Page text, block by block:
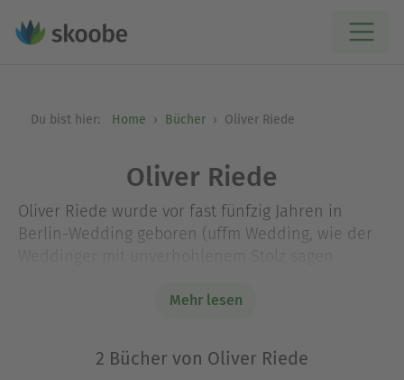
Du bist hier: Home Bücher Oliver Riede
Oliver Riede
Oliver Riede wurde vor fast fünfzig Jahren in
Berlin-Wedding geboren (uffm Wedding, wie der
in der Stadt. Schreiben hat ihn immer fasziniert.
ist sein zweiter Roman. Besonders gern schreibt
er Dialoge. Der Autor lebt mit seiner Familie in
Mehr lesen
2 Bücher von Oliver Riede